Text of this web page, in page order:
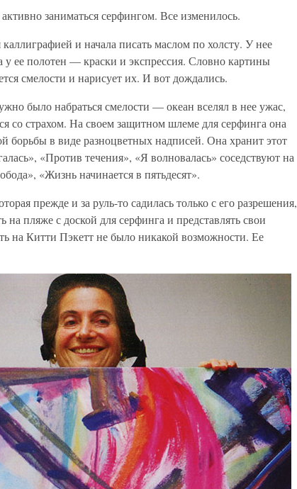
заниматься серфингом. Все изменилось.
и начала писать маслом по холсту. У нее
у ее полотен — краски и экспрессия. Словно картины
смелости и нарисует их. И вот дождались.
было набраться смелости — океан вселял в нее ужас,
со страхом. На своем защитном шлеме для серфинга она
борьбы в виде разноцветных надписей. Она хранит этот
«Против течения», «Я волновалась» соседствуют на
«Жизнь начинается в пятьдесят».
прежде и за руль-то садилась только с его разрешения,
пляже с доской для серфинга и представлять свои
на Китти Пэкетт не было никакой возможности. Ее